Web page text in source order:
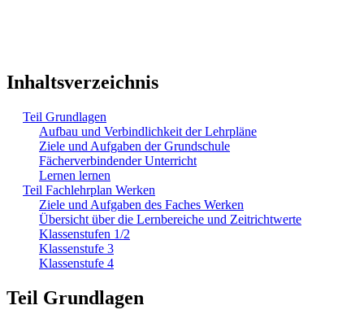
Inhaltsverzeichnis
Teil Grundlagen
Aufbau und Verbindlichkeit der Lehrpläne
Ziele und Aufgaben der Grundschule
Fächerverbindender Unterricht
Lernen lernen
Teil Fachlehrplan Werken
Ziele und Aufgaben des Faches Werken
Übersicht über die Lernbereiche und Zeitrichtwerte
Klassenstufen 1/2
Klassenstufe 3
Klassenstufe 4
Teil Grundlagen